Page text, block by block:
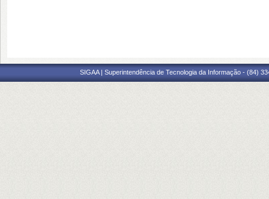
SIGAA | Superintendência de Tecnologia da Informação - (84)